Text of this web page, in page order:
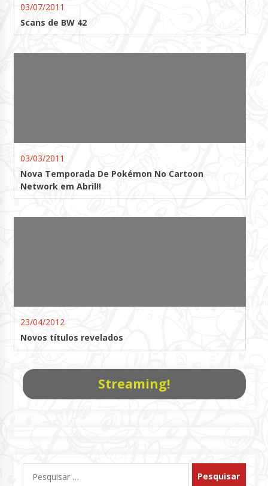
03/07/2011
Scans de BW 42
03/03/2011
Nova Temporada De Pokémon No Cartoon
Network em Abril!!
23/04/2012
Novos títulos revelados
Streaming!
por: